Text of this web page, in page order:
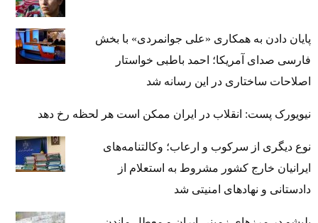
پایان دادن به همکاری «علی جوانمردی» با بخش
فارسی صدای آمریکا؛ احمد باطبی خواستار
اصلاحات ساختاری در این رسانه شد
نیویورک پست: انقلاب در ایران ممکن است هر لحظه رخ دهد
نوع دیگری از سرکوب و ارعاب؛ وکالتنامه‌های
ایرانیان خارج کشور مشروط به استعلام از
دادستانی و نهادهای امنیتی شد